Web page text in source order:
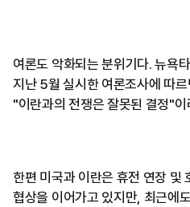
여론도 악화되는 분위기다. 뉴욕
지난 5월 실시한 여론조사에 따
"이란과의 전쟁은 잘못된 결정"이
한편 미국과 이란은 휴전 연장 및
협상을 이어가고 있지만, 최근에